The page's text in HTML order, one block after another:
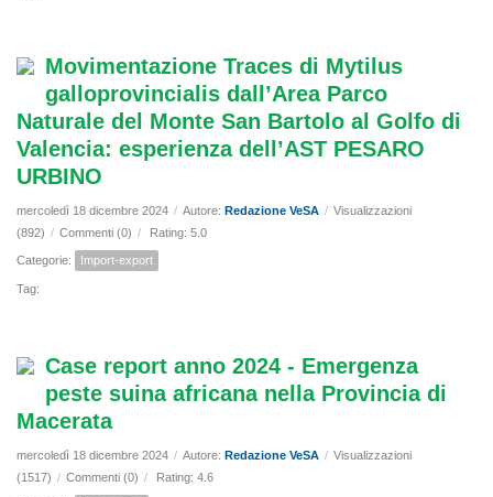
Movimentazione Traces di Mytilus
galloprovincialis dall’Area Parco
Naturale del Monte San Bartolo al Golfo di
Valencia: esperienza dell’AST PESARO
URBINO
mercoledì 18 dicembre 2024 / Autore: Redazione VeSA / Visualizzazioni
(892) / Commenti (0) / Rating: 5.0
Categorie: Import-export
Tag:
Case report anno 2024 - Emergenza
peste suina africana nella Provincia di
Macerata
mercoledì 18 dicembre 2024 / Autore: Redazione VeSA / Visualizzazioni
(1517) / Commenti (0) / Rating: 4.6